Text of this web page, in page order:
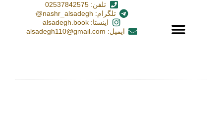
تلفن: 02537842575
تلگرام: nashr_alsadegh@
اینستا: alsadegh.book
ایمیل: alsadegh110@gmail.com